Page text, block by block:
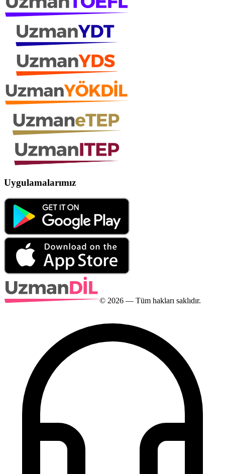
Uygulamalarımız
© 2026 — Tüm hakları saklıdır.